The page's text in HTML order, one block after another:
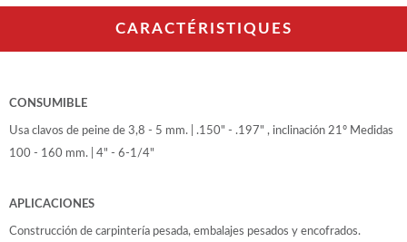
CARACTÉRISTIQUES
CONSUMIBLE
Usa clavos de peine de 3,8 - 5 mm. | .150" - .197" , inclinación 21º Medidas
100 - 160 mm. | 4" - 6-1/4"
APLICACIONES
Construcción de carpintería pesada, embalajes pesados y encofrados.